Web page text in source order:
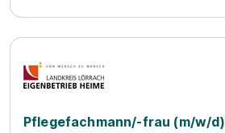
Pflegefachmann/-frau (m/w/d)